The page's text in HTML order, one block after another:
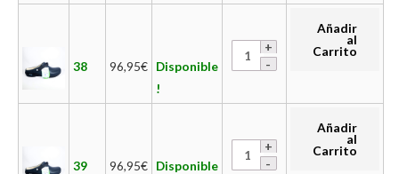
38 96,95€ Disponible
!
Añadir
al
Carrito
39 96,95€ Disponible
Añadir
al
Carrito